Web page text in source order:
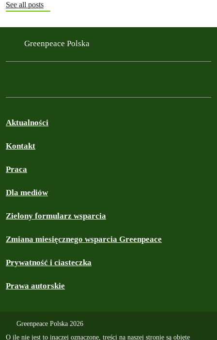
See all posts
Greenpeace Polska
Aktualności
Kontakt
Praca
Dla mediów
Zielony formularz wsparcia
Zmiana miesięcznego wsparcia Greenpeace
Prywatność i ciasteczka
Prawa autorskie
Greenpeace Polska 2026
O ile nie jest to inaczej oznaczone, treści na naszej stronie są objęte